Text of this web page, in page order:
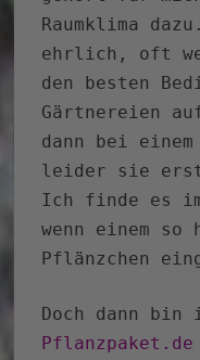
Raumklima
ehrlich, oft
den besten
Gärtnereien
dann bei
leider sie
Ich finde es
wenn einem so
Pflänzchen
Doch dann
Pflanzpaket.de